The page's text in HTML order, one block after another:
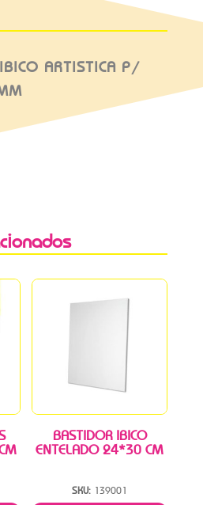
ARTISTICA P/
BASTIDOR IBICO
ENTELADO 24*30 CM
SKU: 139001